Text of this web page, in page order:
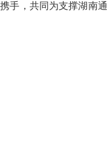
手，共同为支撑湖南通